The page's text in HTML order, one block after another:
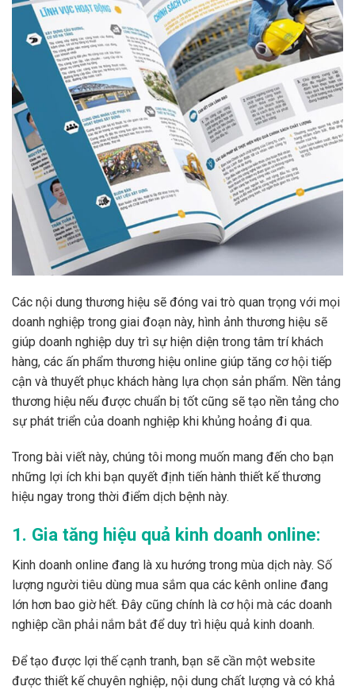
Các nội dung thương hiệu sẽ đóng vai trò quan trọng với mọi
doanh nghiệp trong giai đoạn này, hình ảnh thương hiệu sẽ
giúp doanh nghiệp duy trì sự hiện diện trong tâm trí khách
hàng, các ấn phẩm thương hiệu online giúp tăng cơ hội tiếp
cận và thuyết phục khách hàng lựa chọn sản phẩm. Nền tảng
thương hiệu nếu được chuẩn bị tốt cũng sẽ tạo nền tảng cho
sự phát triển của doanh nghiệp khi khủng hoảng đi qua.
Trong bài viết này, chúng tôi mong muốn mang đến cho bạn
những lợi ích khi bạn quyết định tiến hành thiết kế thương
hiệu ngay trong thời điểm dịch bệnh này.
1. Gia tăng hiệu quả kinh doanh online:
Kinh doanh online đang là xu hướng trong mùa dịch này. Số
lượng người tiêu dùng mua sắm qua các kênh online đang
lớn hơn bao giờ hết. Đây cũng chính là cơ hội mà các doanh
nghiệp cần phải nắm bắt để duy trì hiệu quả kinh doanh.
Để tạo được lợi thế cạnh tranh, bạn sẽ cần một website
được thiết kế chuyên nghiệp, nội dung chất lượng và có khả